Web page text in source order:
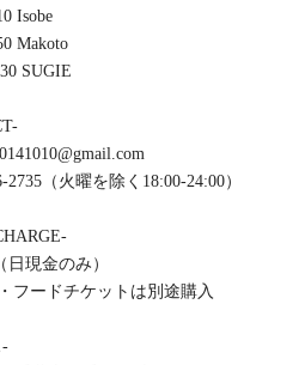
Isobe
Makoto
SUGIE
（火曜を除く18:00-24:00）
日現金のみ）
フードチケットは別途購入
-